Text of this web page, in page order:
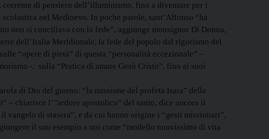
di pensiero dell’illuminismo, fino a diventare per i
nel Medioevo. In poche parole, sant’Alfonso “ha
non si conciliava con la fede”, aggiunge monsignor Di Donna,
dell’Italia Meridionale, la fede del popolo dal rigorismo del
“opere di pietà” di questa “personalità eccezionale” –
-, sulla “Pratica di amare Gesù Cristo”, fino ai suoi
di Dio del giorno: “la missione del profeta Isaia” della
chiarisce l’”ardore apostolico” del santo, dice ancora il
vangelo di stasera”, e da cui hanno origine i “gesti missionari”,
il suo esempio a noi come “modello nuovissimo di vita